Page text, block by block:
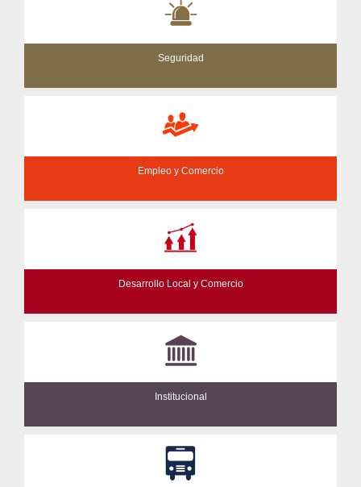
Seguridad
Empleo y Comercio
Desarrollo Local y Comercio
Institucional